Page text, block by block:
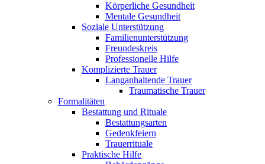
Körperliche Gesundheit
Mentale Gesundheit
Soziale Unterstützung
Familienunterstützung
Freundeskreis
Professionelle Hilfe
Komplizierte Trauer
Langanhaltende Trauer
Traumatische Trauer
Formalitäten
Bestattung und Rituale
Bestattungsarten
Gedenkfeiern
Trauerrituale
Praktische Hilfe